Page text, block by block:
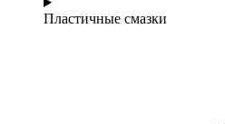
Пластичные смазки